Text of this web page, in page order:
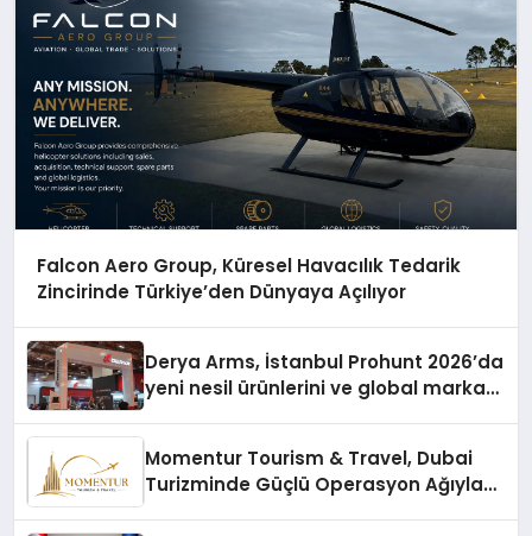
Falcon Aero Group, Küresel Havacılık Tedarik
Zincirinde Türkiye’den Dünyaya Açılıyor
Derya Arms, İstanbul Prohunt 2026’da
yeni nesil ürünlerini ve global marka
Momentur Tourism & Travel, Dubai
Turizminde Güçlü Operasyon Ağıyla